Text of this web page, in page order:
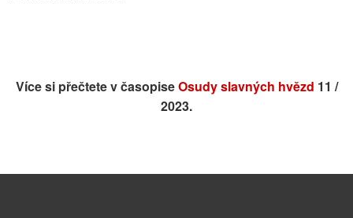
Více si přečtete v časopiseOsudy slavných hvězd 11 /
2023.